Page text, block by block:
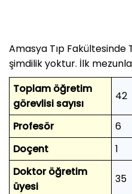
Amasya Tıp Fakültesinde
şimdilik yoktur. İlk
Toplam öğretim
görevlisi sayısı
42
Profesör
6
Doçent
1
Doktor öğretim
üyesi
35